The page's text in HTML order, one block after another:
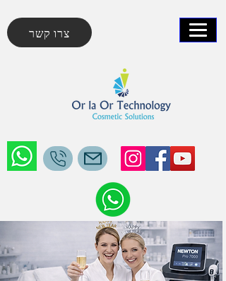
צרו קשר